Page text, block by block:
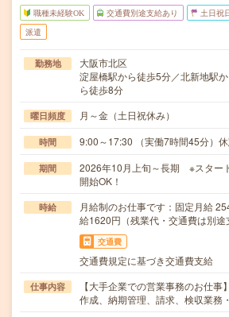
職種未経験OK 交通費別途支給あり 土日祝
派遣
勤務地
大阪市北区
淀屋橋駅から徒歩5分／北新地駅
ら徒歩8分
曜日頻度 月～金（土日祝休み）
時間 9:00～17:30 （実働7時間45分）
期間
2026年10月上旬～長期 ※スター
開始OK！
時給
月給制のお仕事です：固定月給
給1620円（残業代・交通費は別途
交通費
交通費規定に基づき交通費支給
仕事内容
【大手企業での営業事務のお仕
作成、納期管理、請求、検収業務